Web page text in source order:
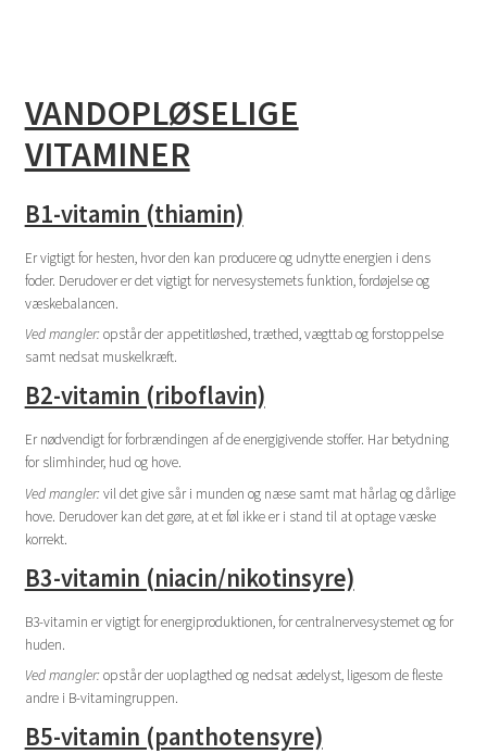
VANDOPLØSELIGE
VITAMINER
B1-vitamin (thiamin)
Er vigtigt for hesten, hvor den kan producere og udnytte energien i dens
foder. Derudover er det vigtigt for nervesystemets funktion, fordøjelse og
væskebalancen.
Ved mangler:opstår der appetitløshed, træthed, vægttab og forstoppelse
samt nedsat muskelkræft.
B2-vitamin (riboflavin)
Er nødvendigt for forbrændingen af de energigivende stoffer. Har betydning
for slimhinder, hud og hove.
Ved mangler:vil det give sår i munden og næse samt mat hårlag og dårlige
hove. Derudover kan det gøre, at et føl ikke er i stand til at optage væske
korrekt.
B3-vitamin (niacin/nikotinsyre)
B3-vitamin er vigtigt for energiproduktionen, for centralnervesystemet og for
huden.
Ved mangler:opstår der uoplagthed og nedsat ædelyst, ligesom de fleste
andre i B-vitamingruppen.
B5-vitamin (panthotensyre)